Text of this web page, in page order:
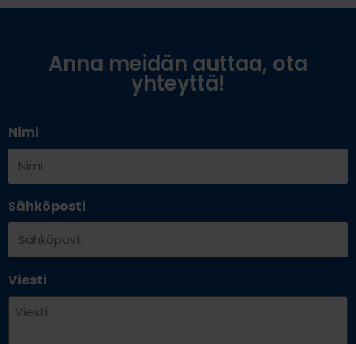
Anna meidän auttaa, ota
yhteyttä!
Nimi
Sähköposti
Viesti